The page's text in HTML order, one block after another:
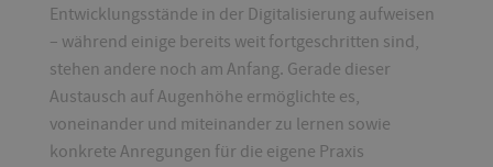
Entwicklungsstände in der Digitalisierung aufweisen
– während einige bereits weit fortgeschritten sind,
stehen andere noch am Anfang. Gerade dieser
Austausch auf Augenhöhe ermöglichte es,
voneinander und miteinander zu lernen sowie
konkrete Anregungen für die eigene Praxis